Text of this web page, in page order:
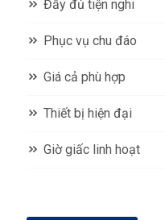
Đầy đủ tiện nghi
Phục vụ chu đáo
Giá cả phù hợp
Thiết bị hiện đại
Giờ giấc linh hoạt